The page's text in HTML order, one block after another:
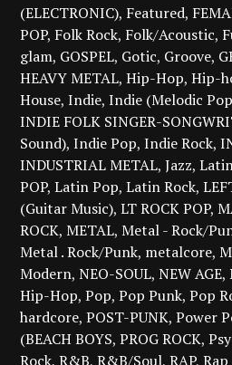
(ELECTRONIC) Featured
POP Folk Rock Folk/Acoustic
glam GOSPEL Gotic Groove
HEAVY METAL Hip-Hop Hip-
House Indie Indie (Melodic
INDIE FOLK SINGER-
Sound) Indie Pop Indie Rock
INDUSTRIAL METAL Jazz
POP Latin Pop Latin Rock
(Guitar Music) LT ROCK POP
ROCK METAL Metal - Rock/
Metal . Rock/Punk metalcore
Modern NEO-SOUL NEW AGE
Hip-Hop Pop Pop Punk Pop
hardcore POST-PUNK Power
(BEACH BOYS PROG ROCK
Rock R&B R&B/Soul RAP